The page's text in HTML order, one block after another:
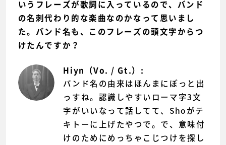
いうフレーズが歌詞に入っているので、バンド
の名刺代わり的な楽曲なのかなって思いまし
た。バンド名も、このフレーズの頭文字からつ
けたんですか？
Hiyn（Vo. / Gt.）:
バンド名の由来はほんまにぽっと出
っすね。認識しやすいローマ字3文
字がいいなって話してて、Shoがテ
キトーに上げたやつで。で、意味付
けのためにめっちゃこじつけを探し